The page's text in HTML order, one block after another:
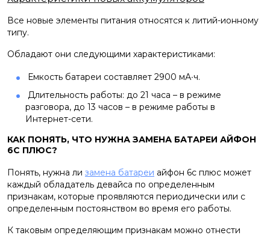
Все новые элементы питания относятся к литий-ионному
типу.
Обладают они следующими характеристиками:
Емкость батареи составляет 2900 мА∙ч.
​ Длительность работы: до 21 часа – в режиме
разговора, до 13 часов – в режиме работы в
Интернет-сети.
КАК ПОНЯТЬ, ЧТО НУЖНА ЗАМЕНА БАТАРЕИ АЙФОН
6С ПЛЮС?
Понять, нужна ли замена батареи айфон 6с плюс может
каждый обладатель девайса по определенным
признакам, которые проявляются периодически или с
определенным постоянством во время его работы.
К таковым определяющим признакам можно отнести